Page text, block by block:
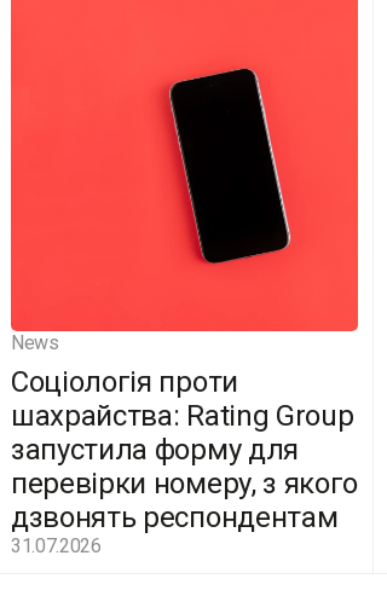
News
Соціологія проти
шахрайства: Rating Group
запустила форму для
перевірки номеру, з якого
дзвонять респондентам
31.07.2026